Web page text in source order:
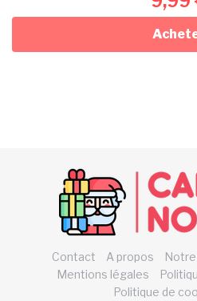
Contact A propos
Mentions légales
Politique de